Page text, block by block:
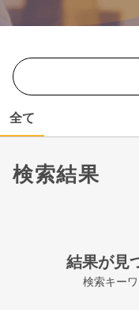
全て
検索結果
結果が見
検索キー